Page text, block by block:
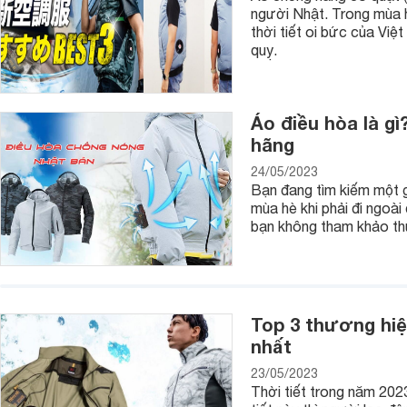
mắt thì nên chọn phụ kiện đơn giản, tinh tế. Hoặc tùy vào
đuổi hình tượng người đàn ông lịch lãm và hiện đại thì phụ
sợi dây chuyền bản to, rườm rà…
Sử dụng phụ kiện thời trang nam không chỉ giúp bạn cải
người Nhật. Trong mùa
thời tiết oi bức của Việt
quỵ.
Áo điều hòa là
hãng
24/05/2023
Bạn đang tìm kiếm một
mùa hè khi phải đi
bạn không tham khảo
Top 3 thương
nhất
23/05/2023
Thời tiết trong năm